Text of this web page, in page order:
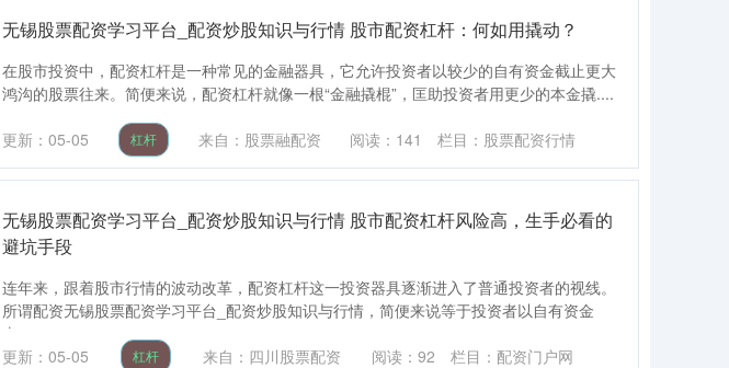
无锡股票配资学习平台_配资炒股知识与行情 股市配资杠杆：何如用撬动？
在股市投资中，配资杠杆是一种常见的金融器具，它允许投资者以较少的自有资金截止更大
鸿沟的股票往来。简便来说，配资杠杆就像一根“金融撬棍”，匡助投资者用更少的本金撬....
更新：05-05 杠杆 来自：股票融配资 阅读： 141 栏目： 股票配资行情
无锡股票配资学习平台_配资炒股知识与行情 股市配资杠杆风险高，生手必看的
避坑手段
连年来，跟着股市行情的波动改革，配资杠杆这一投资器具逐渐进入了普通投资者的视线。
所谓配资无锡股票配资学习平台_配资炒股知识与行情，简便来说等于投资者以自有资金
当....
更新：05-05
杠杆 来自：四川股票配资 阅读：92 栏目：配资门户网